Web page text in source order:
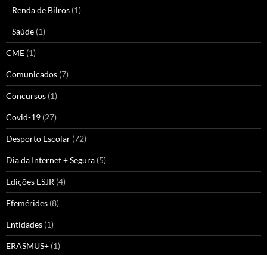
Renda de Bilros (1)
Saúde (1)
CME (1)
Comunicados (7)
Concursos (1)
Covid-19 (27)
Desporto Escolar (72)
Dia da Internet + Segura (5)
Edições ESJR (4)
Efemérides (8)
Entidades (1)
ERASMUS+ (1)